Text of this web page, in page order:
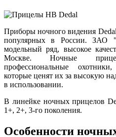
Приборы ночного видения
популярных в России. ЗАО
модельный ряд, высокое
Москве. Ночные
профессиональные
которые ценят их за высокую
в использовании.
В линейке ночных прицелов
1+, 2+, 3-го поколения.
Особенности